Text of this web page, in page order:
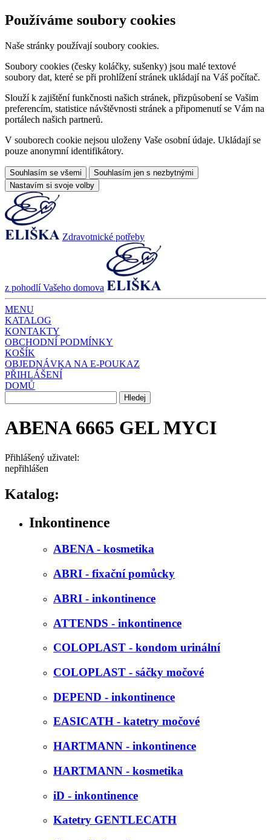
Používáme soubory cookies
Naše stránky používají soubory cookies.
Soubory cookies (česky koláčky, sušenky) jsou malé textové
soubory dat, které se při prohlížení stránek ukládají na Váš počítač.
Slouží k zajištění funkčnosti našich stránek, přizpůsobení se Vašim
preferencím, statistice návštěvnosti stránek a připomenutí se Vám na
portálech našich partnerů.
V souborech cookie nejsou uloženy Vaše osobní údaje. Ukládají se
pouze anonymní identifikátory.
Souhlasím se všemi
Souhlasím jen s nezbytnými
Nastavím si svoje volby
Zdravotnické potřeby
z pohodlí Vašeho domova
MENU
KATALOG
KONTAKTY
OBCHODNÍ PODMÍNKY
KOŠÍK
OBJEDNÁVKA NA E-POUKAZ
PŘIHLÁŠENÍ
DOMŮ
ABENA 6665 GEL MYCI
Přihlášený uživatel:
nepřihlášen
Katalog:
Inkontinence
ABENA - kosmetika
ABRI - fixační pomůcky
ABRI - inkontinence
ATTENDS - inkontinence
COLOPLAST - kondom urinální
COLOPLAST - sáčky močové
DEPEND - inkontinence
EASICATH - katetry močové
HARTMANN - inkontinence
HARTMANN - kosmetika
iD - inkontinence
Katetry GENTLECATH